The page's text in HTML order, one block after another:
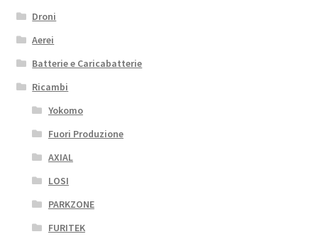
Droni
Aerei
Batterie e Caricabatterie
Ricambi
Yokomo
Fuori Produzione
AXIAL
LOSI
PARKZONE
FURITEK